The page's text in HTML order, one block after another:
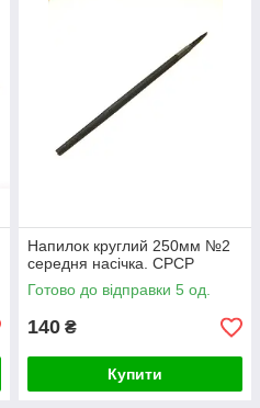
Напилок круглий 250мм №2
середня насічка. СРСР
Готово до відправки 5 од.
140 ₴
Купити